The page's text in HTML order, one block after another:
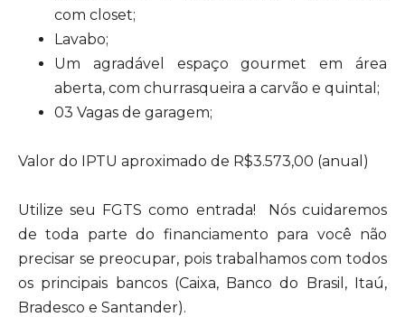
com closet;
Lavabo;
Um agradável espaço gourmet em área
aberta, com churrasqueira a carvão e quintal;
03 Vagas de garagem;
Valor do IPTU aproximado de R$3.573,00 (anual)
Utilize seu FGTS como entrada! Nós cuidaremos
de toda parte do financiamento para você não
precisar se preocupar, pois trabalhamos com todos
os principais bancos (Caixa, Banco do Brasil, Itaú,
Bradesco e Santander).